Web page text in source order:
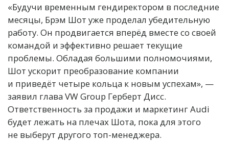
«Будучи временным гендиректором в последние
месяцы, Брэм Шот уже проделал убедительную
работу. Он продвигается вперёд вместе со своей
командой и эффективно решает текущие
проблемы. Обладая большими полномочиями,
Шот ускорит преобразование компании
и приведёт четыре кольца к новым успехам», —
заявил глава VW Group Герберт Дисс.
Ответственность за продажи и маркетинг Audi
будет лежать на плечах Шота, пока для этого
не выберут другого топ-менеджера.